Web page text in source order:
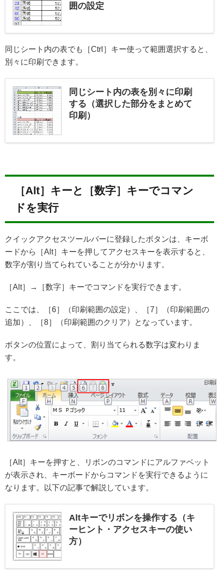
囲の設定
同じシート内の表でも［Ctrl］キー使って範囲選択すると、
別々に印刷できます。
同じシート内の表を別々に印刷
する（選択した部分をまとめて
印刷）
［Alt］キーと［数字］キーでコマン
ドを実行
クイックアクセスツールバーに登録したボタンは、キーボ
ードから［Alt］キーを押してアクセスキーを表示すると、
数字が割り当てられていることが分かります。
［Alt］→［数字］キーでコマンドを実行できます。
ここでは、［6］（印刷範囲の設定）、［7］（印刷範囲の
追加）、［8］（印刷範囲のクリア）となっています。
ボタンの位置によって、割り当てられる数字は変わりま
す。
［Alt］キーを押すと、リボンのコマンドにアルファベット
が表示され、キーボードからコマンドを実行できるように
なります。以下の記事で解説しています。
Altキーでリボンを操作する（キ
ーヒント・アクセスキーの使い
方）